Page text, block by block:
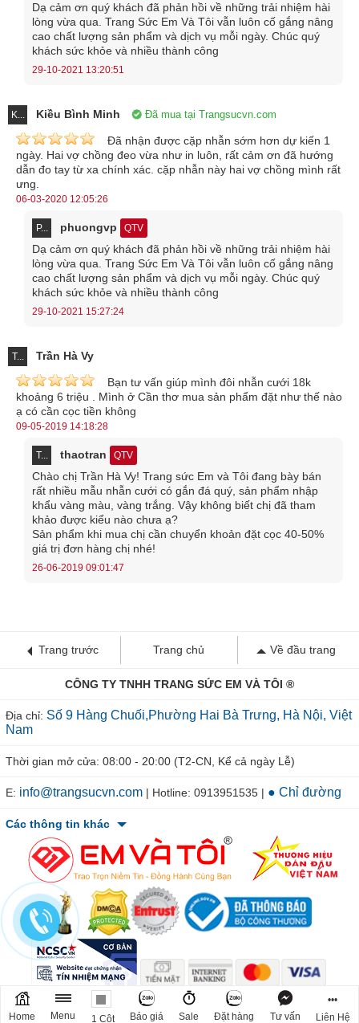
Dạ cảm ơn quý khách đã phản hồi về những trải nhiệm hài
lòng vừa qua. Trang Sức Em Và Tôi vẫn luôn cố gắng nâng
cao chất lượng sản phẩm và dịch vụ mỗi ngày. Chúc quý
khách sức khỏe và nhiều thành công
29-10-2021 13:20:51
K... Kiều Bình Minh Đã mua tại Trangsucvn.com
Đã nhận được cặp nhẫn sớm hơn dự kiến 1
ngày. Hai vợ chồng đeo vừa như in luôn, rất cảm ơn đã hướng
dẫn đo tay từ xa chính xác. cặp nhẫn này hai vợ chồng mình rất
ưng.
06-03-2020 12:05:26
P... phuongvp QTV
Dạ cảm ơn quý khách đã phản hồi về những trải nhiệm hài
lòng vừa qua. Trang Sức Em Và Tôi vẫn luôn cố gắng nâng
cao chất lượng sản phẩm và dịch vụ mỗi ngày. Chúc quý
khách sức khỏe và nhiều thành công
29-10-2021 15:27:24
T... Trần Hà Vy
Bạn tư vấn giúp mình đôi nhẫn cưới 18k
khoảng 6 triệu . Mình ở Cần thơ mua sản phẩm đặt như thế nào
ạ có cần cọc tiền không
09-05-2019 14:18:28
T... thaotran QTV
Chào chị Trần Hà Vy! Trang sức Em và Tôi đang bày bán
rất nhiều mẫu nhẫn cưới có gắn đá quý, sản phẩm nhập
khẩu vàng màu, vàng trắng. Vậy không biết chị đã tham
khảo được kiểu nào chưa ạ?
Sản phẩm khi mua chị cần chuyển khoản đặt cọc 40-50%
giá trị đơn hàng chị nhé!
26-06-2019 09:01:47
Trang trước Trang chủ Về đầu trang
CÔNG TY TNHH TRANG SỨC EM VÀ TÔI ®
Địa chỉ: Số 9 Hàng Chuối,Phường Hai Bà Trưng, Hà Nội, Việt
Nam
Thời gian mở cửa: 08:00 - 20:00 (T2-CN, Kể cả ngày Lễ)
E: info@trangsucvn.com | Hotline: 0913951535 | ● Chỉ đường
Các thông tin khác
© 2011-2026 TRANGSUCVN.COM Copyright, All Rights Reserved.
Mã số doanh nghiệp: 0106207967. Nơi cấp: Sở Kế Hoạch & Đầu Tư
Home Menu 1 Cột Báo giá Sale Đặt hàng Tư vấn
•••
Liên Hệ